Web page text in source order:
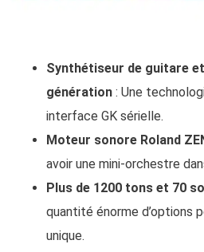
Synthétiseur de guitare
génération : Une
interface GK sérielle.
Moteur sonore Roland
avoir une mini-orchestre
Plus de 1200 tons et 70
quantité énorme d’options
unique.